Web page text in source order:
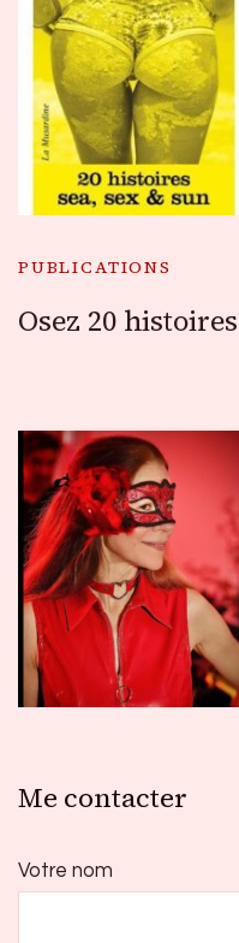
PUBLICATIONS
Osez 20
Me contacter
Votre nom